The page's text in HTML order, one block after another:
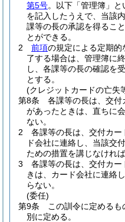
第5号。以下「管理簿」と
を記入したうえで、当該
課等の長の承認を得るこ
とができる。
2
前項の規定による定期
了する場合は、管理簿に
し、各課等の長の確認を
とする。
(クレジットカードの亡失
第8条
各課等の長は、交付
があったときは、直ちに
ない。
2
各課等の長は、交付カ
ド会社に連絡し、当該交
ための措置を講じなければ
3
各課等の長は、交付カー
きは、カード会社に連絡
らない。
(委任)
第9条
この訓令に定める
別に定める。